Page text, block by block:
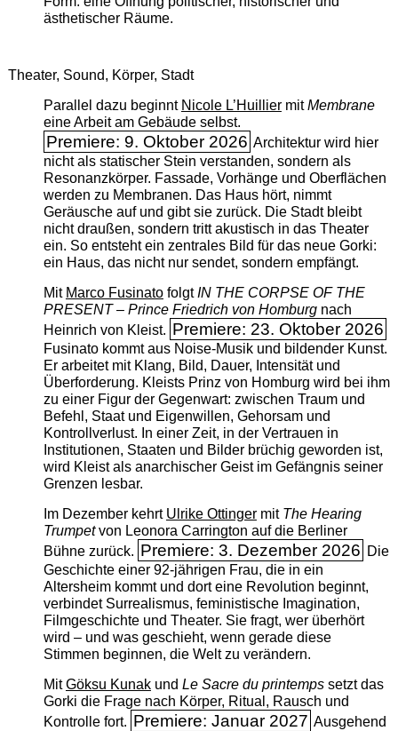
ästhetischer Räume.
Theater, Sound, Körper, Stadt
Parallel dazu beginnt Nicole L’Huilliermit ­Membrane
eine Arbeit am Gebäude selbst.
Premiere: 9. Oktober 2026 Architektur wird hier
nicht als statischer Stein verstanden, sondern als
Resonanzkörper. Fassade, Vorhänge und Oberflächen
werden zu Membranen. Das Haus hört, nimmt
Geräusche auf und gibt sie zurück. Die Stadt bleibt
nicht draußen, sondern tritt akustisch in das Theater
ein. So entsteht ein zentrales Bild für das neue Gorki:
ein Haus, das nicht nur sendet, sondern empfängt.
Mit Marco FusinatofolgtIN THE CORPSE OF THE
PRESENT – Prince Friedrich von Homburgnach
Heinrich von Kleist. Premiere: 23. Oktober 2026
Fusinato kommt aus Noise-Musik und bildender Kunst.
Er arbeitet mit Klang, Bild, Dauer, Intensität und
Überforderung. Kleists Prinz von Homburg wird bei ihm
zu einer Figur der Gegenwart: zwischen Traum und
Befehl, Staat und Eigenwillen, Gehorsam und
Kontrollverlust. In einer Zeit, in der Vertrauen in
Institutionen, Staaten und Bilder brüchig geworden ist,
wird Kleist als anarchischer Geist im Gefängnis seiner
Grenzen lesbar.
Im Dezember kehrt Ulrike Ottingermit The ­Hearing
Trumpetvon Leonora Carrington auf die Berliner
Bühne zurück. Premiere: 3. Dezember 2026 Die
Geschichte einer 92-jährigen Frau, die in ein
Altersheim kommt und dort eine Revolution beginnt,
verbindet Surrealismus, feministische Imagination,
Filmgeschichte und Theater. Sie fragt, wer überhört
wird – und was geschieht, wenn gerade diese
Stimmen beginnen, die Welt zu verändern.
MitGöksu Kunakund Le Sacre du printempssetzt das
Gorki die Frage nach Körper, Ritual, Rausch und
Kontrolle fort. Premiere: Januar 2027 Ausgehend